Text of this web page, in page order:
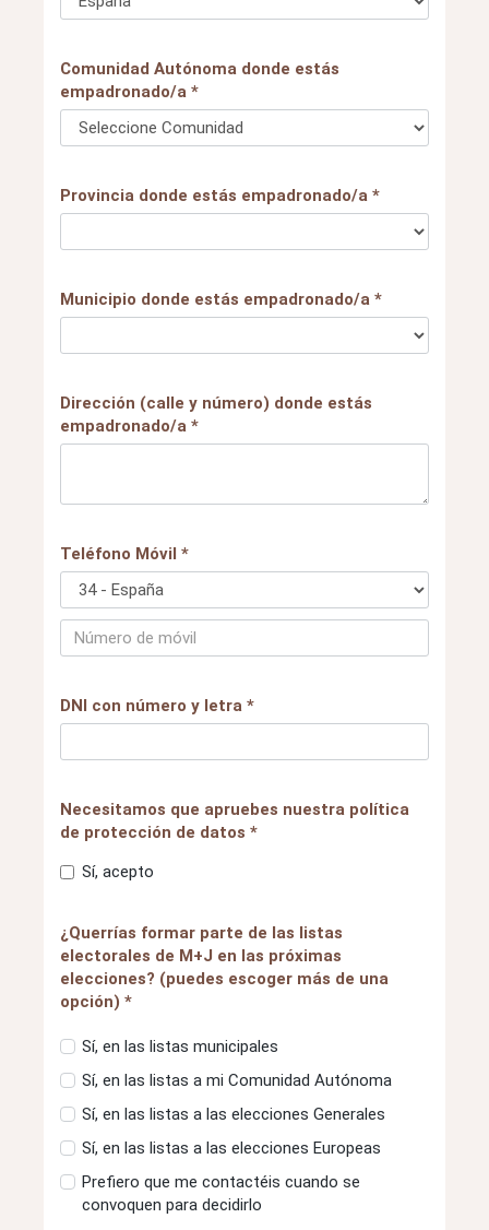
Comunidad Autónoma donde estás
empadronado/a *
Provincia donde estás empadronado/a *
Municipio donde estás empadronado/a *
Dirección (calle y número) donde estás
empadronado/a *
Teléfono Móvil *
DNI con número y letra *
Necesitamos que apruebes nuestra política
de protección de datos *
Sí, acepto
¿Querrías formar parte de las listas
electorales de M+J en las próximas
elecciones? (puedes escoger más de una
opción) *
Sí, en las listas municipales
Sí, en las listas a mi Comunidad Autónoma
Sí, en las listas a las elecciones Generales
Sí, en las listas a las elecciones Europeas
Prefiero que me contactéis cuando se
convoquen para decidirlo